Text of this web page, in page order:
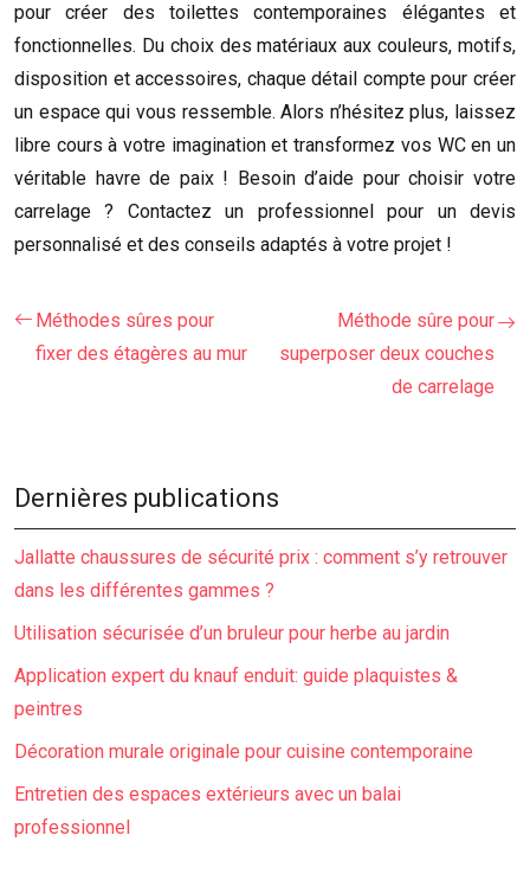
pour créer des toilettes contemporaines élégantes et
fonctionnelles. Du choix des matériaux aux couleurs, motifs,
disposition et accessoires, chaque détail compte pour créer
un espace qui vous ressemble. Alors n’hésitez plus, laissez
libre cours à votre imagination et transformez vos WC en un
véritable havre de paix ! Besoin d’aide pour choisir votre
carrelage ? Contactez un professionnel pour un devis
personnalisé et des conseils adaptés à votre projet !
Méthodes sûres pour
fixer des étagères au mur
Méthode sûre pour
superposer deux couches
de carrelage
Dernières publications
Jallatte chaussures de sécurité prix : comment s’y retrouver
dans les différentes gammes ?
Utilisation sécurisée d’un bruleur pour herbe au jardin
Application expert du knauf enduit: guide plaquistes &
peintres
Décoration murale originale pour cuisine contemporaine
Entretien des espaces extérieurs avec un balai
professionnel